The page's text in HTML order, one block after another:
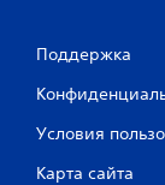
Поддержка
Условия
Карта сайта